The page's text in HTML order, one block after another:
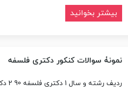
بیشتر بخوانید
نمونۀ سوالات کنکور دکتری فلسفه